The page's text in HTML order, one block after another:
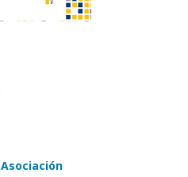
Asociación